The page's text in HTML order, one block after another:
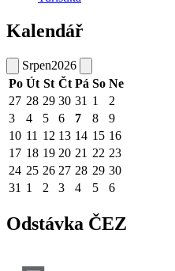
Kalendář
Srpen2026
Po Út St Čt Pá So Ne
27 28 29 30 31 1
2
3
4 5 6 7 8
9
10 11 12 13 14 15 16
17 18 19 20 21 22 23
24 25 26 27 28 29 30
31 1 2 3 4 5 6
Odstávka ČEZ